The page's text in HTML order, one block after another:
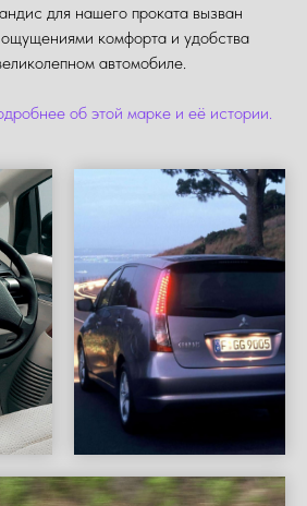
для нашего проката вызван
комфорта и удобства
автомобиле.
об этой марке и её истории.